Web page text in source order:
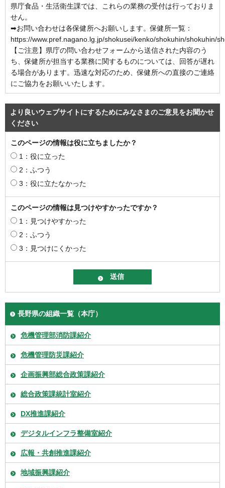
県庁食品・生活衛生課では、これらの業務の受付は行っておりま
せん。
➡お問い合わせは各保健所へお願いします。保健所一覧：
https://www.pref.nagano.lg.jp/shokusei/kenko/shokuhin/shokuhin/
【ご注意】県庁の問い合わせフォームから送信された内容のう
ち、保健所が担当する業務に関するものについては、回答が遅れ
る場合があります。迅速な対応のため、保健所への直接のご連絡
にご協力をお願いいたします。
より良いウェブサイトにするためにみなさまのご意見をお聞かせ
ください
このページの情報は役に立ちましたか？
1：役に立った
2：ふつう
3：役に立たなかった
このページの情報は見つけやすかったですか？
1：見つけやすかった
2：ふつう
3：見つけにくかった
長野県の組織一覧（本庁）
危機管理部消防課紹介
危機管理防災課紹介
企画振興部総合政策課紹介
総合政策課統計室紹介
DX推進課紹介
デジタルインフラ整備室紹介
広報・共創推進課紹介
地域振興課紹介